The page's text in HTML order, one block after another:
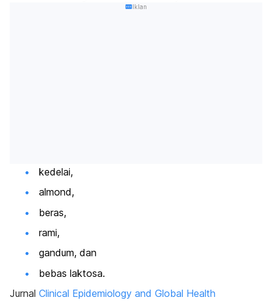
Iklan
kedelai,
almond,
beras,
rami,
gandum, dan
bebas laktosa.
Jurnal Clinical Epidemiology and Global Health